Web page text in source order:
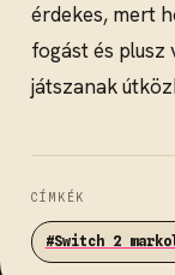
érdekes, mert
fogást és plusz
játszanak
CÍMKÉK
#Switch 2